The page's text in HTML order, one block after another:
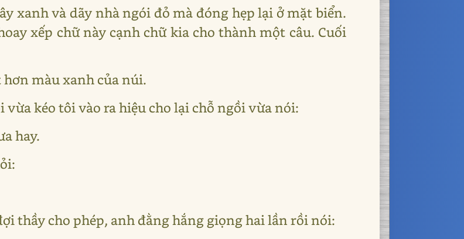
xanh và dãy nhà ngói đỏ mà đóng hẹp lại ở mặt biển.
xếp chữ này cạnh chữ kia cho thành một câu. Cuối
màu xanh của núi.
kéo tôi vào ra hiệu cho lại chỗ ngồi vừa nói:
hay.
thầy cho phép, anh đằng hắng giọng hai lần rồi nói: